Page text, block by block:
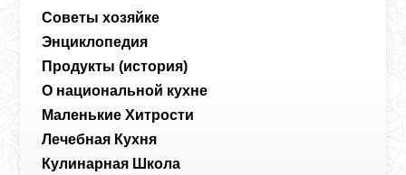
Советы хозяйке
Энциклопедия
Продукты (история)
О национальной кухне
Маленькие Хитрости
Лечебная Кухня
Кулинарная Школа